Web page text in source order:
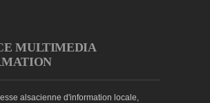
MULTIMEDIA
alsacienne d'information locale,